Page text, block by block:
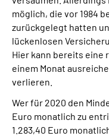
möglich, die vor 1984
zurückgelegt hatten
lückenlosen
Hier kann bereits eine
einem Monat
verlieren.
Wer für 2020 den
Euro monatlich zu
1.283,40 Euro